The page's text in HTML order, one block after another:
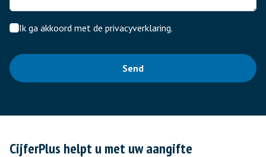
Ik ga akkoord met de privacyverklaring.
Send
CijferPlus helpt u met uw aangifte